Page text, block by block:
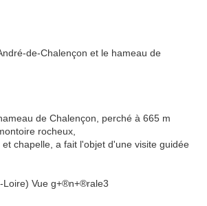
de-Chalençon et le hameau de
de Chalençon, perché à 665 m
rocheux,
chapelle, a fait l'objet d'une visite guidée